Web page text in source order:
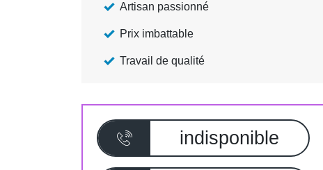
Artisan passionné
Prix imbattable
Travail de qualité
indisponible